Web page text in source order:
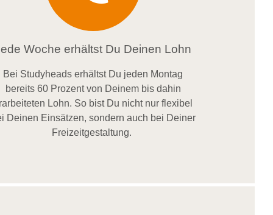
Woche erhältst Du Deinen Lohn
Bei Studyheads erhältst Du jeden Montag
bereits 60 Prozent von Deinem bis dahin
Lohn. So bist Du nicht nur flexibel
Deinen Einsätzen, sondern auch bei Deiner
Freizeitgestaltung.